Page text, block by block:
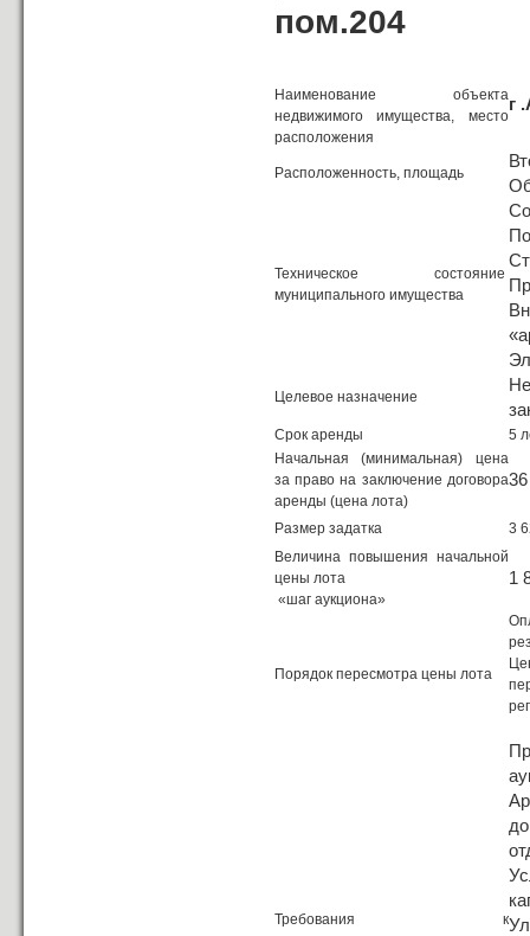
пом.204
Наименование объекта
недвижимого имущества, место
расположения
г
Расположенность, площадь
Техническое состояние
муниципального имущества
Целевое назначение
Срок аренды
5
Начальная (минимальная) цена
за право на заключение договора
аренды (цена лота)
Размер задатка
3
Величина повышения начальной
цены лота
«шаг аукциона»
1
Порядок пересмотра цены лота
Требования к